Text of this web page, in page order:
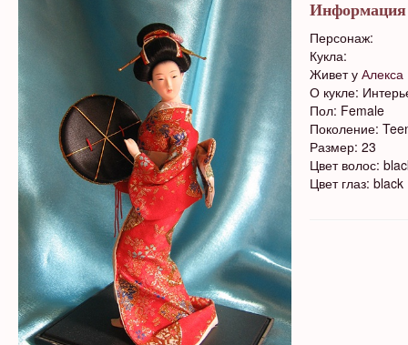
Информация
Персонаж:
Кукла:
Живет у
О кукле:
Пол: Female
Поколение:
Размер: 23
Цвет волос:
Цвет глаз: black